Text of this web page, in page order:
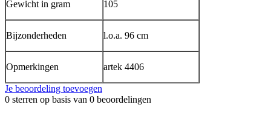
Gewicht in gram 105
Bijzonderheden l.o.a. 96 cm
Opmerkingen artek 4406
Je beoordeling toevoegen
0 sterren op basis van 0 beoordelingen